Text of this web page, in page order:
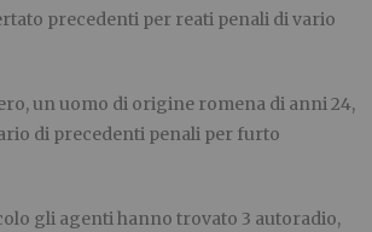
precedenti per reati penali di vario
un uomo di origine romena di anni 24,
di precedenti penali per furto
gli agenti hanno trovato 3 autoradio,